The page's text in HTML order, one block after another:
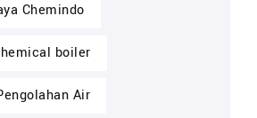
Chemindo
boiler
Air